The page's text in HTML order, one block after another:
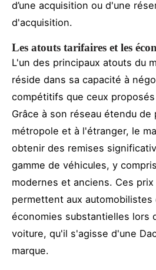
d’une acquisition ou d'une
d'acquisition.
Les atouts tarifaires et les
L'un des principaux atouts du
réside dans sa capacité à
compétitifs que ceux
Grâce à son réseau étendu de
métropole et à l'étranger, le
obtenir des remises
gamme de véhicules, y
modernes et anciens. Ces prix
permettent aux automobilistes
économies substantielles lors
voiture, qu'il s'agisse d'une
marque.